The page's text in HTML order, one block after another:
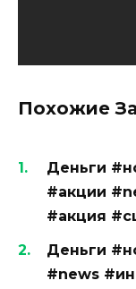
Похожие
Деньги
#акции
#акция
Деньги
#news